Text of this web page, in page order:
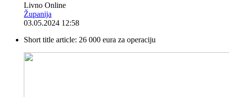
Livno Online
Županija
03.05.2024 12:58
Short title article: 26 000 eura za operaciju